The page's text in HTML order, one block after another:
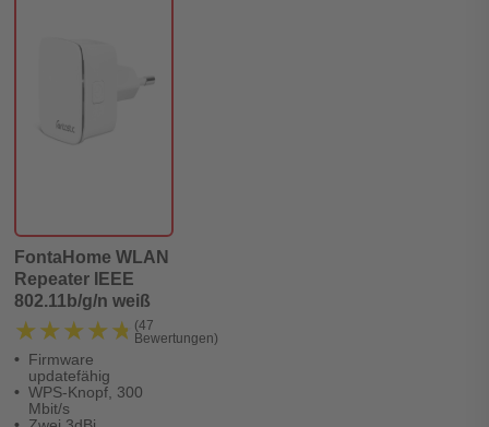
FontaHome WLAN
Repeater IEEE
802.11b/g/n weiß
★★★★★
★★★★★ (47
Bewertungen)
Firmware
updatefähig
WPS-Knopf, 300
Mbit/s